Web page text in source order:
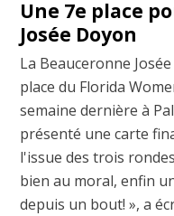
Une 7e place
Josée Doyon
La Beauceronne
place du Florida
semaine dernière à
présenté une carte
l'issue des trois
bien au moral, enfin
depuis un bout! », a